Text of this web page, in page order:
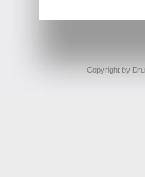
Copyright by